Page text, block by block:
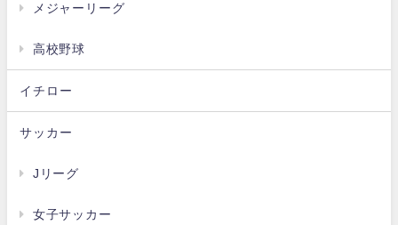
メジャーリーグ
高校野球
イチロー
サッカー
Jリーグ
女子サッカー